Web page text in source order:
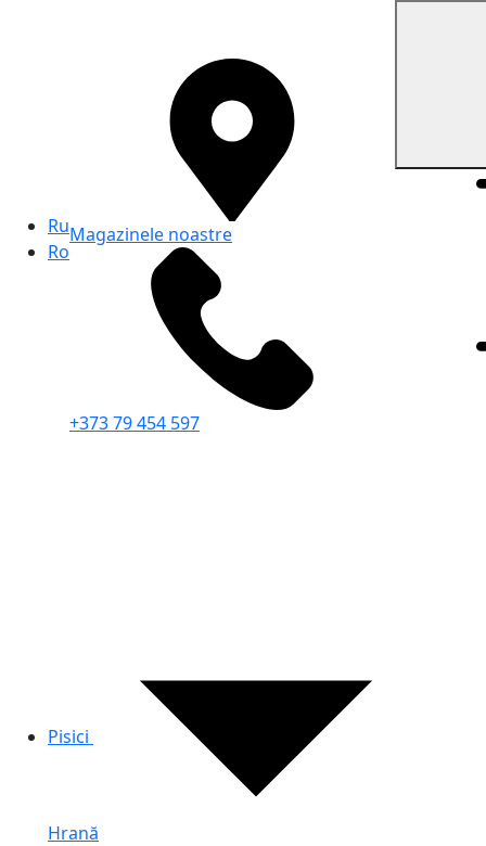
Ru
Ro
Magazinele noastre
+373 79 454 597
Pisici
Hrană